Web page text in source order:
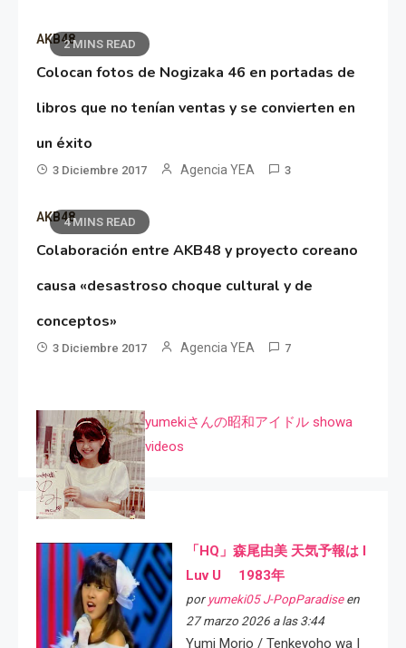
2 MINS READ
AKB48
Colocan fotos de Nogizaka 46 en portadas de
libros que no tenían ventas y se convierten en
un éxito
3 Diciembre 2017 Agencia YEA 3
4 MINS READ
AKB48
Colaboración entre AKB48 y proyecto coreano
causa «desastroso choque cultural y de
conceptos»
3 Diciembre 2017 Agencia YEA 7
yumekiさんの昭和アイドル showa
videos
「HQ」森尾由美 天気予報は I
Luv U 1983年
por yumeki05 J-PopParadiseen
27 marzo 2026 a las 3:44
Yumi Morio / Tenkeyoho wa I